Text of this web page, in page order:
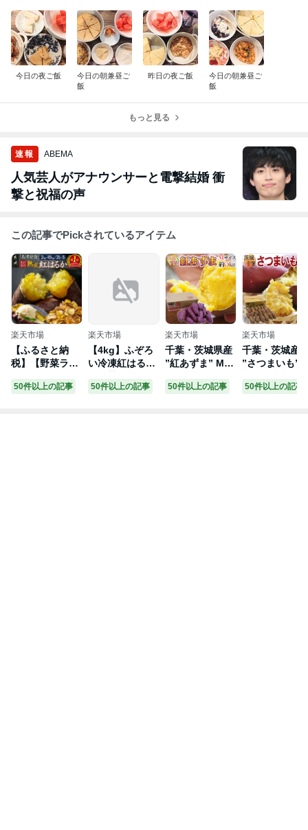
今日の夜ご飯
今日の朝兼昼ご
飯
昨日の夜ご飯
今日の朝兼昼ご
飯
もっと見る
速報 ABEMA
人気芸人がアナウンサーと電撃結婚 衝
撃と祝福の声
この記事でPickされているアイテム
楽天市場
【ふるさと納
税】【野菜ラン
得】先行予約！
50件以上の記事
楽天市場
【4kg】ふぞろ
い冷凍紅はるか
送料無料／紅は
50件以上の記事
楽天市場
千葉・茨城県産
”紅あずま” Mサ
まいも【予約 入
50件以上の記事
楽天市場
千葉・茨城産
”さつまいも”
ずま・紅こが
50件以上の記事